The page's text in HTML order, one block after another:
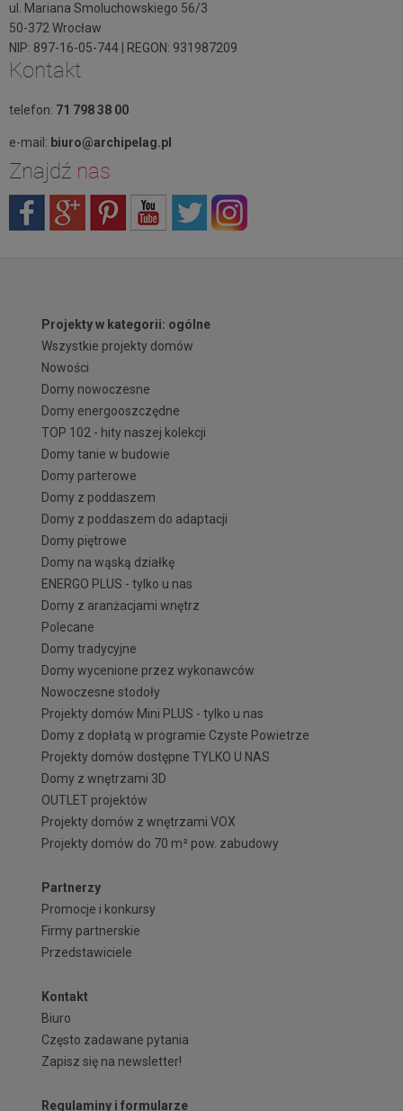
ul. Mariana Smoluchowskiego 56/3
50-372 Wrocław
NIP: 897-16-05-744 | REGON: 931987209
Kontakt
telefon: 71 798 38 00
e-mail: biuro@archipelag.pl
Znajdź nas
Projekty w kategorii: ogólne
Wszystkie projekty domów
Nowości
Domy nowoczesne
Domy energooszczędne
TOP 102 - hity naszej kolekcji
Domy tanie w budowie
Domy parterowe
Domy z poddaszem
Domy z poddaszem do adaptacji
Domy piętrowe
Domy na wąską działkę
ENERGO PLUS - tylko u nas
Domy z aranżacjami wnętrz
Polecane
Domy tradycyjne
Domy wycenione przez wykonawców
Nowoczesne stodoły
Projekty domów Mini PLUS - tylko u nas
Domy z dopłatą w programie Czyste Powietrze
Projekty domów dostępne TYLKO U NAS
Domy z wnętrzami 3D
OUTLET projektów
Projekty domów z wnętrzami VOX
Projekty domów do 70 m² pow. zabudowy
Partnerzy
Promocje i konkursy
Firmy partnerskie
Przedstawiciele
Kontakt
Biuro
Często zadawane pytania
Zapisz się na newsletter!
Regulaminy i formularze